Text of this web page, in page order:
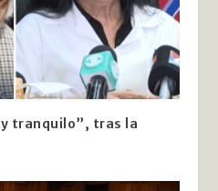
tranquilo”, tras la